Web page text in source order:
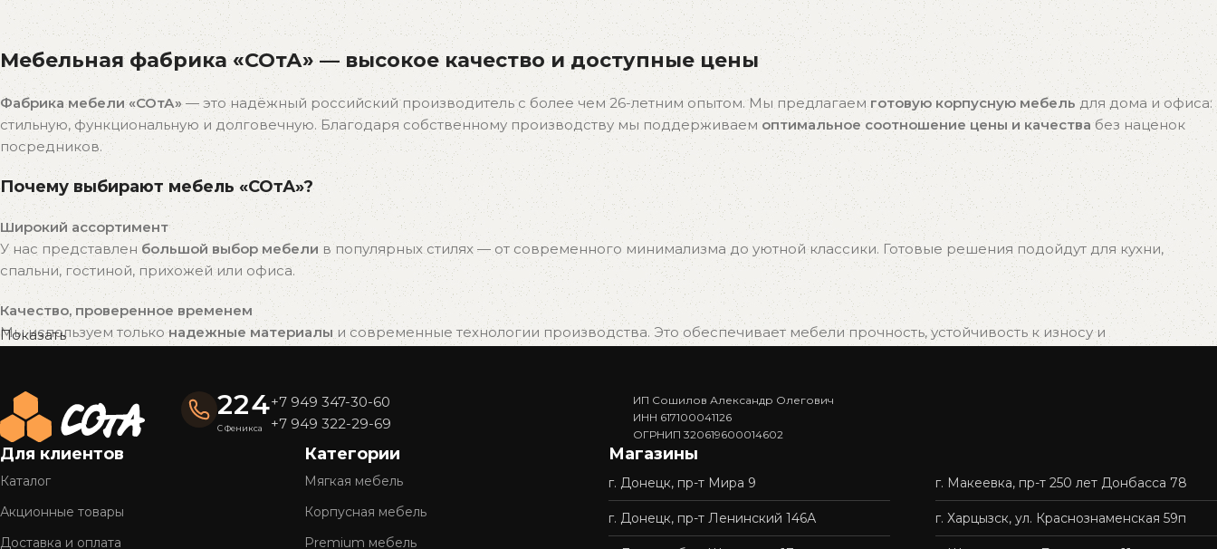
Распродажа
бестселлеров
Скидки на популярные модели!
К покупкам
Мебельная фабрика «СОтА» — высокое качество и доступные цены
Фабрика мебели «СОтА»— это надёжный российский производитель с более чем 26-летним опытом. Мы предлагаемготовую корпусную мебель для дома и офиса:
стильную, функциональную и долговечную. Благодаря собственному производству мы поддерживаем оптимальное соотношение цены и качествабез наценок
посредников.
Почему выбирают мебель «СОтА»?
Широкий ассортимент
У нас представлен большой выбор мебелив популярных стилях — от современного минимализма до уютной классики. Готовые решения подойдут для кухни,
спальни, гостиной, прихожей или офиса.
Качество, проверенное временем
Мы используем тольконадежные материалыи современные технологии производства. Это обеспечивает мебели прочность, устойчивость к износу и
Готовые решения — быстро и удобно
Вся мебель «СОтА» уже в наличии и готова к отправке. Вам не придётся ждать изготовления — достаточно выбрать подходящий вариант, и мы быстро организуем
доставку.
Полное обслуживание
: консультацию, доставку и профессиональную сборку мебели. Покупка у нас — это удобно, быстро и без лишних хлопот.
Более 26 лет на рынке
Показать
224
С Феникса
+7 949 347-30-60
+7 949 322-29-69
ИП Сошилов Александр Олегович
ИНН 617100041126
ОГРНИП 320619600014602
Для клиентов
Каталог
Акционные товары
Доставка и оплата
Категории
Мягкая мебель
Корпусная мебель
Premium мебель
Магазины
г. Донецк, пр-т Мира 9
г. Донецк, пр-т Ленинский 146А
г. Макеевка, пр-т 250 лет Донбасса 78
г. Харцызск, ул. Краснознаменская 59п